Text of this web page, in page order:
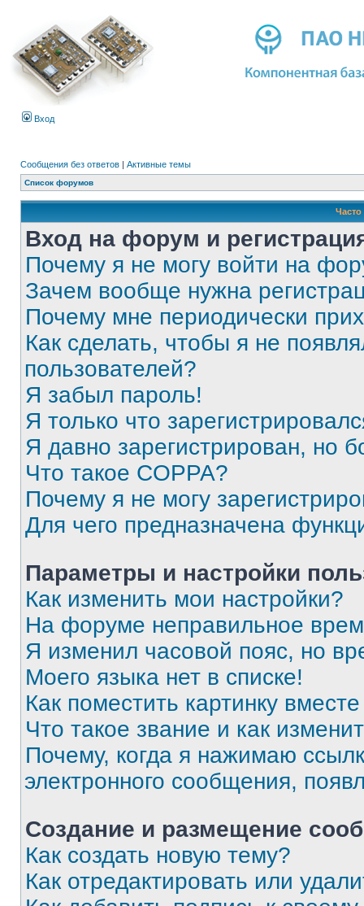
Вход
Сообщения без ответов | Активные темы
Список форумов
Вход на форум и
Почему я не могу войти на
Зачем вообще нужна
Почему мне периодически
Как сделать, чтобы я не
пользователей?
Я забыл пароль!
Я только что
Я давно зарегистрирован, но
Что такое COPPA?
Почему я не могу
Для чего предназначена
Параметры и настройки
Как изменить мои настройки?
На форуме неправильное
Я изменил часовой пояс, но
Моего языка нет в списке!
Как поместить картинку
Что такое звание и как
Почему, когда я нажимаю
электронного сообщения,
Создание и размещение
Как создать новую тему?
Как отредактировать или